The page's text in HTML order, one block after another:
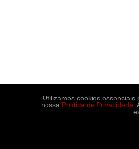
Utilizamos cookies
nossa Política de Privacidade